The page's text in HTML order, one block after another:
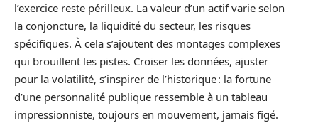
l’exercice reste périlleux. La valeur d’un actif varie selon
la conjoncture, la liquidité du secteur, les risques
spécifiques. À cela s’ajoutent des montages complexes
qui brouillent les pistes. Croiser les données, ajuster
pour la volatilité, s’inspirer de l’historique : la fortune
d’une personnalité publique ressemble à un tableau
impressionniste, toujours en mouvement, jamais figé.